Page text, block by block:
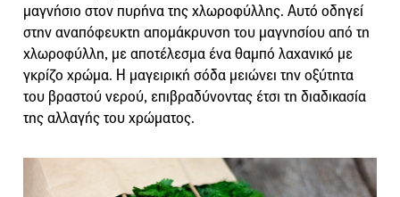
μαγνήσιο στον πυρήνα της χλωροφύλλης. Αυτό οδηγεί
στην αναπόφευκτη απομάκρυνση του μαγνησίου από τη
χλωροφύλλη, με αποτέλεσμα ένα θαμπό λαχανικό με
γκρίζο χρώμα. Η μαγειρική σόδα μειώνει την οξύτητα
του βραστού νερού, επιβραδύνοντας έτσι τη διαδικασία
της αλλαγής του χρώματος.